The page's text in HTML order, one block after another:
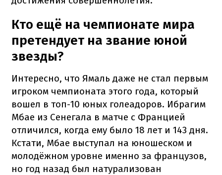
Кто ещё на чемпионате мира
претендует на звание юной
звезды?
Интересно, что Ямаль даже не стал первым
игроком чемпионата этого года, который
вошел в топ-10 юных голеадоров. Ибрагим
Мбае из Сенегала в матче с Францией
отличился, когда ему было 18 лет и 143 дня.
Кстати, Мбае выступал на юношеском и
молодёжном уровне именно за французов,
но год назад был натурализован